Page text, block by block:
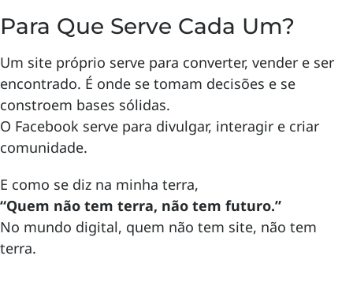
Para Que Serve Cada Um?
Um site próprio serve para converter, vender e ser
encontrado. É onde se tomam decisões e se
constroem bases sólidas.
O Facebook serve para divulgar, interagir e criar
comunidade.
E como se diz na minha terra,
“Quem não tem terra, não tem futuro.”
No mundo digital, quem não tem site, não tem
terra.